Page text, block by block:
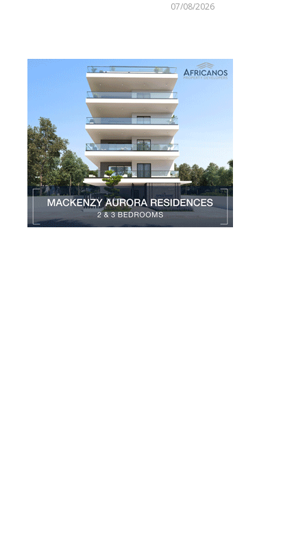
07/08/2026